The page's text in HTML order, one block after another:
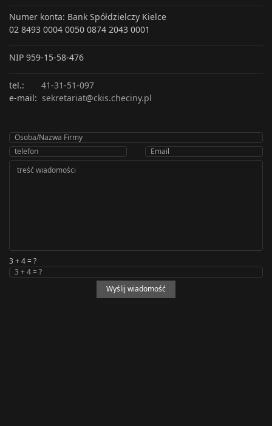
Numer konta: Bank Spółdzielczy Kielce
02 8493 0004 0050 0874 2043 0001
NIP 959-15-58-476
tel.: 41-31-51-097
e-mail: sekretariat@ckis.checiny.pl
3 + 4 = ?
Wyślij wiadomość